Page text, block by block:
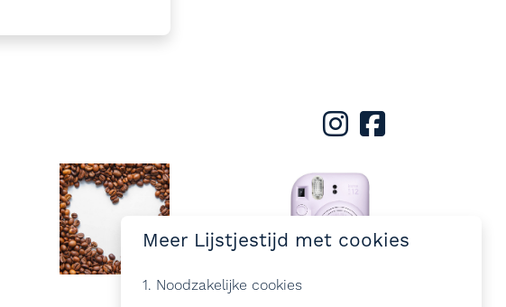
Meer Lijstjestijd met cookies
1. Noodzakelijke cookies